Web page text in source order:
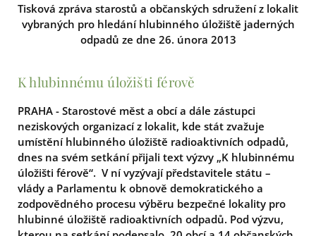
Tisková zpráva starostů a občanských sdružení z lokalit
vybraných pro hledání hlubinného úložiště jaderných
odpadů ze dne 26. února 2013
K hlubinnému úložišti férově
PRAHA - Starostové měst a obcí a dále zástupci
neziskových organizací z lokalit, kde stát zvažuje
umístění hlubinného úložiště radioaktivních odpadů,
dnes na svém setkání přijali text výzvy „K hlubinnému
úložišti férově“. V ní vyzývají představitele státu –
vlády a Parlamentu k obnově demokratického a
zodpovědného procesu výběru bezpečné lokality pro
hlubinné úložiště radioaktivních odpadů. Pod výzvu,